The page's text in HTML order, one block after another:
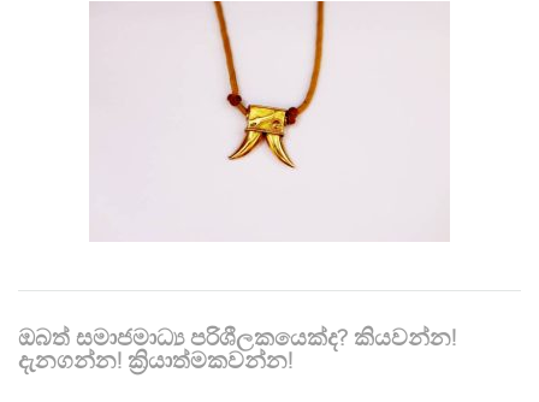
ඔබත් සමාජමාධ්‍ය පරිශීලකයෙක්ද? කියවන්න!
දැනගන්න! ක්‍රියාත්මකවන්න!